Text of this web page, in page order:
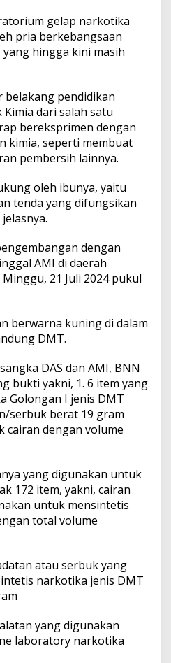
gelap narkotika
pria berkebangsaan
hingga kini masih
belakang pendidikan
dari salah satu
bereksprimen dengan
kimia, seperti membuat
pembersih lainnya.
oleh ibunya, yaitu
tenda yang difungsikan
dengan
AMI di daerah
21 Juli 2024 pukul
berwarna kuning di dalam
DMT.
DAS dan AMI, BNN
bukti yakni, 1. 6 item yang
Golongan I jenis DMT
serbuk berat 19 gram
cairan dengan volume
yang digunakan untuk
172 item, yakni, cairan
untuk mensintetis
total volume
atau serbuk yang
narkotika jenis DMT
yang digunakan
laboratory narkotika